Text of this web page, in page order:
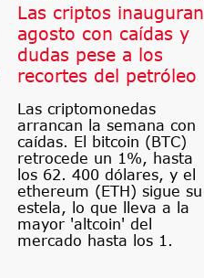
Las criptos inauguran
agosto con caídas y
dudas pese a los
recortes del petróleo
Las criptomonedas
arrancan la semana con
caídas. El bitcoin (BTC)
retrocede un 1%, hasta
los 62. 400 dólares, y el
ethereum (ETH) sigue su
estela, lo que lleva a la
mayor 'altcoin' del
mercado hasta los 1.